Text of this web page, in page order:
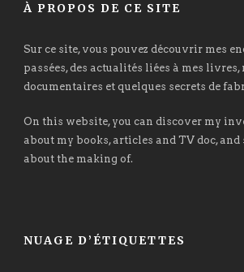
À PROPOS DE CE SITE
Sur ce site, vous pouvez découvrir mes
passées, des actualités liées à mes
documentaires et quelques secrets de
On this website, you can discover my
about my books, articles and TV doc, and
about the making of.
NUAGE D’ÉTIQUETTES